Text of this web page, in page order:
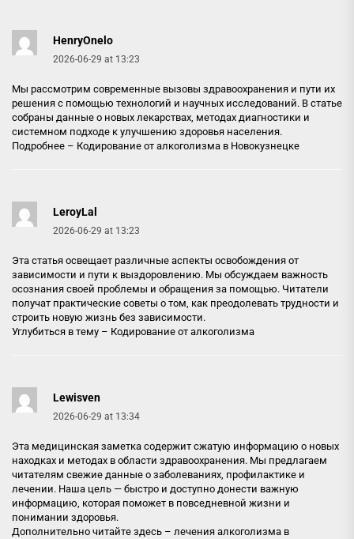
HenryOnelo
2026-06-29 at 13:23
Мы рассмотрим современные вызовы здравоохранения и пути их
решения с помощью технологий и научных исследований. В статье
собраны данные о новых лекарствах, методах диагностики и
системном подходе к улучшению здоровья населения.
Подробнее – Кодирование от алкоголизма в Новокузнецке
LeroyLal
2026-06-29 at 13:23
Эта статья освещает различные аспекты освобождения от
зависимости и пути к выздоровлению. Мы обсуждаем важность
осознания своей проблемы и обращения за помощью. Читатели
получат практические советы о том, как преодолевать трудности и
строить новую жизнь без зависимости.
Углубиться в тему – Кодирование от алкоголизма
Lewisven
2026-06-29 at 13:34
Эта медицинская заметка содержит сжатую информацию о новых
находках и методах в области здравоохранения. Мы предлагаем
читателям свежие данные о заболеваниях, профилактике и
лечении. Наша цель — быстро и доступно донести важную
информацию, которая поможет в повседневной жизни и
понимании здоровья.
Дополнительно читайте здесь – лечения алкоголизма в